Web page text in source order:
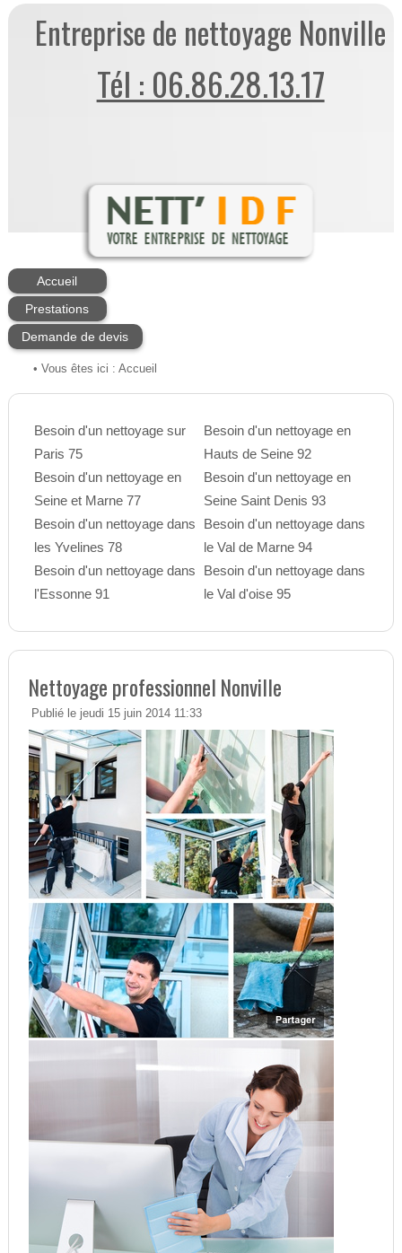
Entreprise de nettoyage Nonville
Tél : 06.86.28.13.17
Accueil
Prestations
Demande de devis
• Vous êtes ici : Accueil
Besoin d'un nettoyage sur
Paris 75
Besoin d'un nettoyage en
Seine et Marne 77
Besoin d'un nettoyage dans
les Yvelines 78
Besoin d'un nettoyage dans
l'Essonne 91
Besoin d'un nettoyage en
Hauts de Seine 92
Besoin d'un nettoyage en
Seine Saint Denis 93
Besoin d'un nettoyage dans
le Val de Marne 94
Besoin d'un nettoyage dans
le Val d'oise 95
Nettoyage professionnel Nonville
Publié le jeudi 15 juin 2014 11:33